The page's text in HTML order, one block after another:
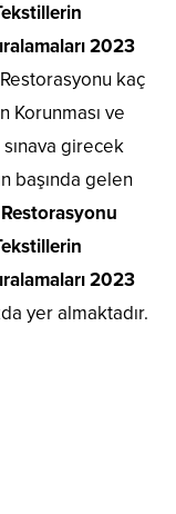
2023
kaç
Korunması ve
sınava girecek
başında gelen
2023
yer almaktadır.